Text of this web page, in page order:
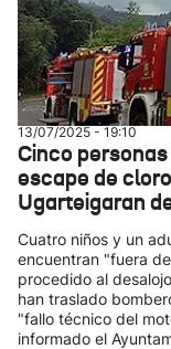
13/07/2025 - 19:10
Cinco
escape de
Ugarteigaran
Cuatro niños y un
encuentran "fuera
procedido al
han traslado
"fallo técnico del
informado el